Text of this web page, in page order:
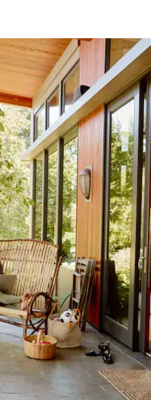
и надолу или навигирайте с